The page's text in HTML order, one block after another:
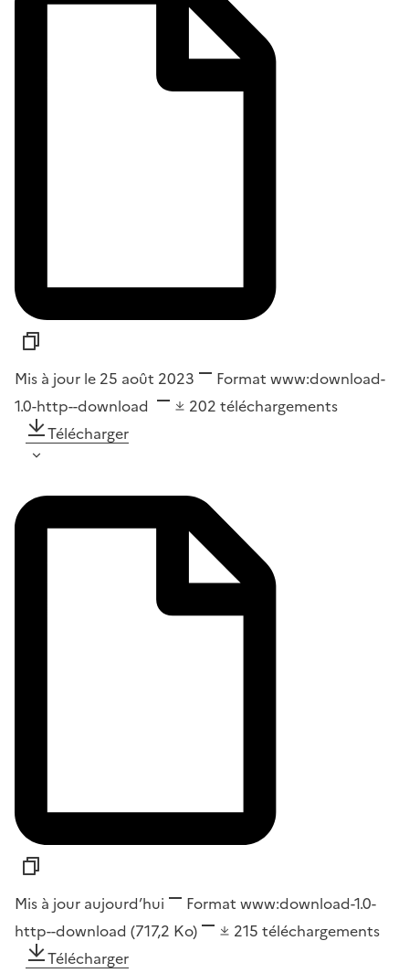
Mis à jour le 25 août 2023 Format www:download-
1.0-http--download
202 téléchargements
Télécharger
Mis à jour aujourd’hui Format www:download-1.0-
http--download (717,2 Ko) 215 téléchargements
Télécharger